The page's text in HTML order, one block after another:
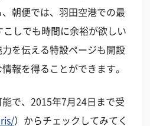
朝便では、羽田空港での最
しでも時間に余裕が欲しい
を伝える特設ページも開設
報を得ることができます。
で、2015年7月24日まで受
）からチェックしてみてく